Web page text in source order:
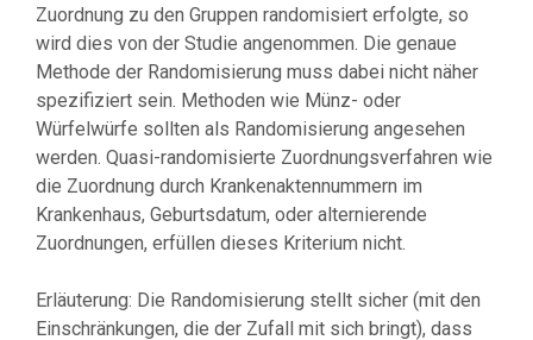
Zuordnung zu den Gruppen randomisiert erfolgte, so
wird dies von der Studie angenommen. Die genaue
Methode der Randomisierung muss dabei nicht näher
spezifiziert sein. Methoden wie Münz- oder
Würfelwürfe sollten als Randomisierung angesehen
werden. Quasi-randomisierte Zuordnungsverfahren wie
die Zuordnung durch Krankenaktennummern im
Krankenhaus, Geburtsdatum, oder alternierende
Zuordnungen, erfüllen dieses Kriterium nicht.
Erläuterung: Die Randomisierung stellt sicher (mit den
Einschränkungen, die der Zufall mit sich bringt), dass